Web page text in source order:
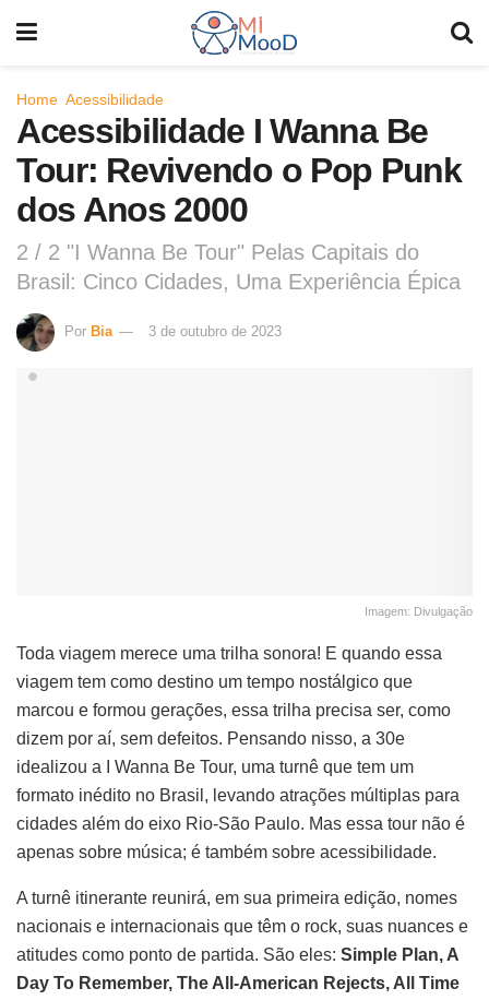
Home Acessibilidade
Acessibilidade I Wanna Be
Tour: Revivendo o Pop Punk
dos Anos 2000
2 / 2 "I Wanna Be Tour" Pelas Capitais do
Brasil: Cinco Cidades, Uma Experiência Épica
Por Bia 3 de outubro de 2023
Imagem: Divulgação
Toda viagem merece uma trilha sonora! E quando essa
viagem tem como destino um tempo nostálgico que
marcou e formou gerações, essa trilha precisa ser, como
dizem por aí, sem defeitos. Pensando nisso, a 30e
idealizou a I Wanna Be Tour, uma turnê que tem um
formato inédito no Brasil, levando atrações múltiplas para
cidades além do eixo Rio-São Paulo. Mas essa tour não é
apenas sobre música; é também sobre acessibilidade.
A turnê itinerante reunirá, em sua primeira edição, nomes
nacionais e internacionais que têm o rock, suas nuances e
atitudes como ponto de partida. São eles: Simple Plan, A
Day To Remember, The All-American Rejects, All Time